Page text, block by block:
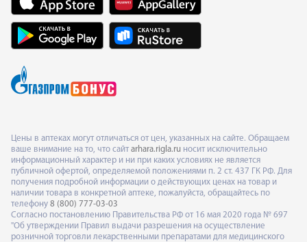
Цены в аптеках могут отличаться от цен, указанных на сайте. Обращаем
ваше внимание на то, что сайт arhara.rigla.ru носит исключительно
информационный характер и ни при каких условиях не является
публичной офертой, определяемой положениями п. 2 ст. 437 ГК РФ. Для
получения подробной информации о действующих ценах на товар и
наличии товара в конкретной аптеке, пожалуйста, обращайтесь по
телефону 8 (800) 777-03-03
Согласно постановлению Правительства РФ от 16 мая 2020 года № 697
"Об утверждении Правил выдачи разрешения на осуществление
розничной торговли лекарственными препаратами для медицинского